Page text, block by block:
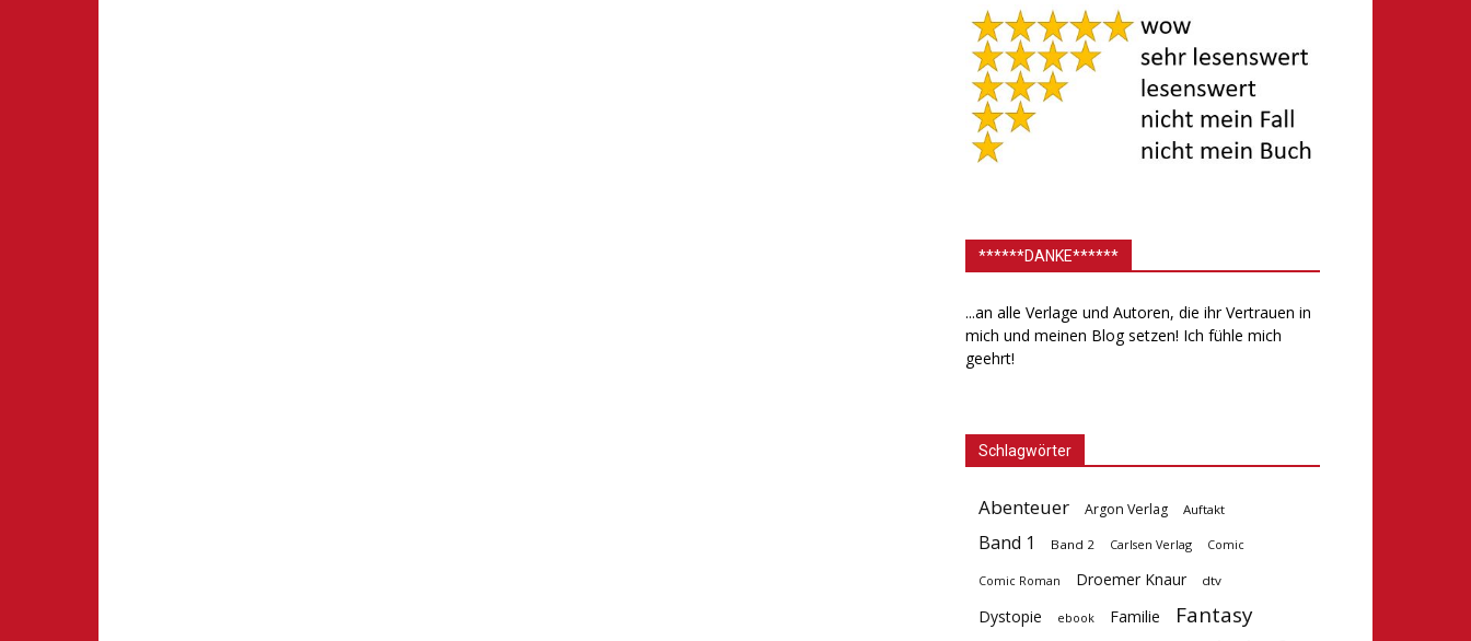
******DANKE******
...an alle Verlage und Autoren, die ihr Vertrauen in
mich und meinen Blog setzen! Ich fühle mich
geehrt!
Schlagwörter
Abenteuer Argon Verlag Auftakt
Band 1 Band 2 Carlsen Verlag Comic
Comic Roman Droemer Knaur dtv
Dystopie ebook Familie Fantasy